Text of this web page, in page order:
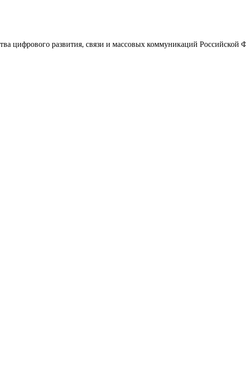
цифрового развития, связи и массовых коммуникаций Российской